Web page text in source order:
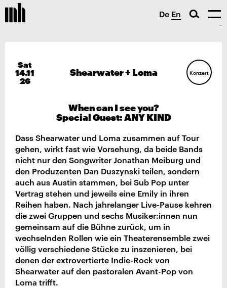
De En
Sat
14.11
26
Shearwater + Loma Konzert
When can I see you?
Special Guest: ANY KIND
Dass Shearwater und Loma zusammen auf Tour
gehen, wirkt fast wie Vorsehung, da beide Bands
nicht nur den Songwriter Jonathan Meiburg und
den Produzenten Dan Duszynski teilen, sondern
auch aus Austin stammen, bei Sub Pop unter
Vertrag stehen und jeweils eine Emily in ihren
Reihen haben. Nach jahrelanger Live-Pause kehren
die zwei Gruppen und sechs Musiker:innen nun
gemeinsam auf die Bühne zurück, um in
wechselnden Rollen wie ein Theaterensemble zwei
völlig verschiedene Stücke zu inszenieren, bei
denen der extrovertierte Indie-Rock von
Shearwater auf den pastoralen Avant-Pop von
Loma trifft.